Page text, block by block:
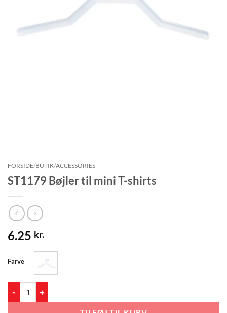
FORSIDE/BUTIK/ACCESSORIES
ST1179 Bøjler til mini T-shirts
6.25 kr.
Farve